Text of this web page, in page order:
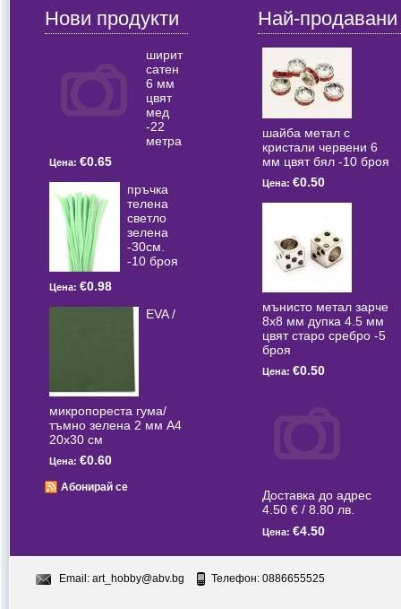
Нови продукти
ширит
сатен
6 мм
цвят
мед
-22
метра
Цена: €0.65
пръчка
телена
светлo
зелена
-30см.
-10 броя
Цена: €0.98
EVA /
микропореста гума/
тъмно зелена 2 мм А4
20x30 см
Цена: €0.60
Абонирай се
Най-продавани
шайба метал с
кристали червени 6
мм цвят бял -10 броя
Цена: €0.50
мънисто метал зарче
8x8 мм дупка 4.5 мм
цвят старо сребро -5
броя
Цена: €0.50
Доставка до адрес
4.50 € / 8.80 лв.
Цена: €4.50
Email: art_hobby@abv.bg Телефон: 0886655525